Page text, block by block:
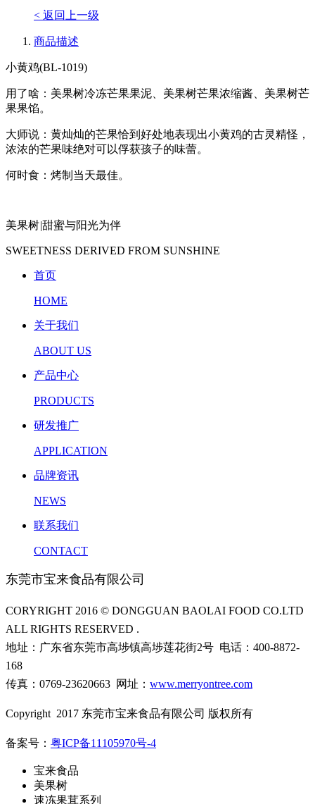
< 返回上一级
商品描述
小黄鸡(BL-1019)
用了啥：美果树冷冻芒果果泥、美果树芒果浓缩酱、美果树芒
果果馅。
大师说：黄灿灿的芒果恰到好处地表现出小黄鸡的古灵精怪，
浓浓的芒果味绝对可以俘获孩子的味蕾。
何时食：烤制当天最佳。
美果树|甜蜜与阳光为伴
SWEETNESS DERIVED FROM SUNSHINE
首页
HOME
关于我们
ABOUT US
产品中心
PRODUCTS
研发推广
APPLICATION
品牌资讯
NEWS
联系我们
CONTACT
东莞市宝来食品有限公司
CORYRIGHT 2016 © DONGGUAN BAOLAI FOOD CO.LTD
ALL RIGHTS RESERVED .
地址：广东省东莞市高埗镇高埗莲花街2号 电话：400-8872-
168
传真：0769-23620663 网址： www.merryontree.com
Copyright 2017 东莞市宝来食品有限公司 版权所有
备案号： 粤ICP备11105970号-4
宝来食品
美果树
速冻果茸系列